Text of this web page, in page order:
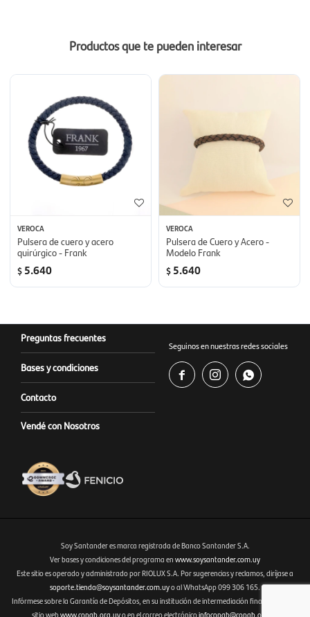
Productos que te pueden interesar
VEROCA
Pulsera de cuero y acero
quirúrgico - Frank
$ 5.640
VEROCA
Pulsera de Cuero y Acero -
Modelo Frank
$ 5.640
Preguntas frecuentes
Bases y condiciones
Contacto
Vendé con Nosotros
Seguinos en nuestras redes sociales
  
Fenicio eCommerce Uruguay
Soy Santander es marca registrada de Banco Santander S.A.
Ver bases y condiciones del programa en www.soysantander.com.uy
Este sitio es operado y administrado por RIOLUX S.A. Por sugerencias y reclamos, diríjase a
soporte.tienda@soysantander.com.uyo al WhatsApp 099 306 165.
Infórmese sobre la Garantía de Depósitos, en su institución de intermediación financiera, en el
sitio webwww.copab.org.uyo en el correo electrónicoinfocopab@copab.org.uy